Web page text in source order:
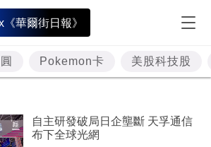
《華爾街日報》
Pokemon卡 美股科技股
自主研發破局日企壟斷 天孚通信
布下全球光網